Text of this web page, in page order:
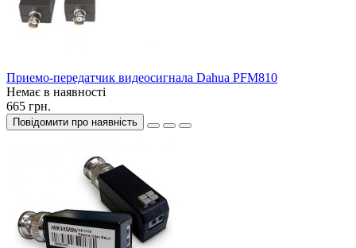
Приемо-передатчик видеосигнала Dahua PFM810
Немає в наявності
665 грн.
Повідомити про наявність